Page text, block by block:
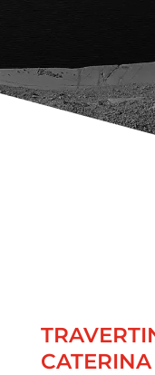
CATERINA